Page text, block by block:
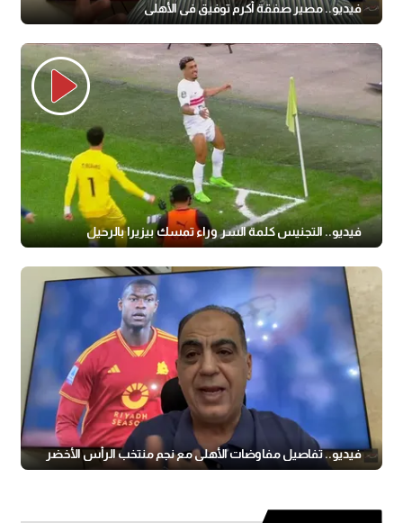
فيديو.. مصير صفقة أكرم توفيق في الأهلي
فيديو.. التجنيس كلمة السر وراء تمسك بيزيرا بالرحيل
فيديو.. تفاصيل مفاوضات الأهلي مع نجم منتخب الرأس الأخضر